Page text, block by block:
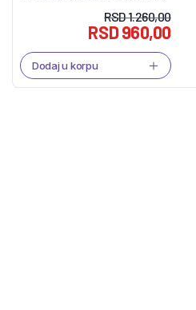
RSD1.260,00
RSD960,00
Dodaj u korpu